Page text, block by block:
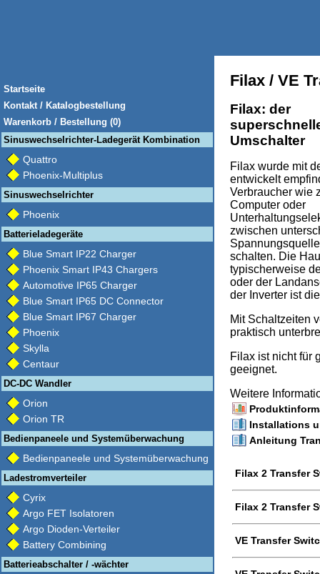
Startseite
Kontakt / Katalogbestellung
Warenkorb / Bestellung (0)
Sinuswechselrichter-Ladegerät Kombination
Quattro
Phoenix-Multiplus
Sinuswechselrichter
Phoenix
Batterieladegeräte
Blue Smart IP22 Charger
Phoenix Smart IP43 Chargers
Automotive IP65 Charger
Blue Smart IP65 DC Connector
Blue Smart IP67 Charger
Phoenix
Skylla
Centaur
DC-DC Wandler
Orion
Orion TR
Bedienpaneele und Systemüberwachung
Bedienpaneele und Systemüberwachung
Ladestromverteiler
Cyrix
Argo FET Isolatoren
Argo Dioden-Verteiler
Battery Combining
Batterieabschalter / -wächter
Filax / VE
Filax: der
Umschalter
Filax wurde mit
entwickelt
Verbraucher wie
Computer oder
zwischen
schalten. Die
typischerweise
oder der
der Inverter ist
Mit Schaltzeiten
praktisch
Filax ist nicht für
geeignet.
Weitere
Installations
Anleitung
Filax 2 Transfer
Filax 2 Transfer
VE Transfer